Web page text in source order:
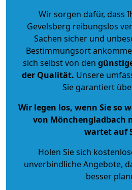
Wir sorgen dafür, dass
Gevelsberg reibungslos
Sachen sicher und
Bestimmungsort
sich selbst von den
der Qualität. Unsere
Sie garantiert
Wir legen los, wenn Sie so
von Mönchengladbach
wartet auf
Holen Sie sich
unverbindliche Angebote,
besser